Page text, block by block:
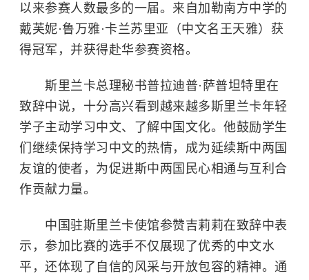
以来参赛人数最多的一届。来自加勒南方中学的
戴芙妮·鲁万雅·卡兰苏里亚（中文名王天雅）获
得冠军，并获得赴华参赛资格。
斯里兰卡总理秘书普拉迪普·萨普坦特里在
致辞中说，十分高兴看到越来越多斯里兰卡年轻
学子主动学习中文、了解中国文化。他鼓励学生
们继续保持学习中文的热情，成为延续斯中两国
友谊的使者，为促进斯中两国民心相通与互利合
作贡献力量。
中国驻斯里兰卡使馆参赞吉莉莉在致辞中表
示，参加比赛的选手不仅展现了优秀的中文水
平，还体现了自信的风采与开放包容的精神。通